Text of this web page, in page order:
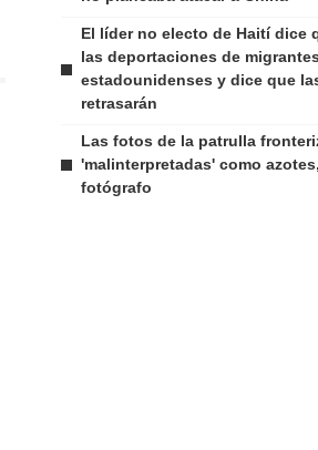
El líder no electo de Haití dice
las deportaciones de migrantes
estadounidenses y dice que
retrasarán
Las fotos de la patrulla
'malinterpretadas' como
fotógrafo